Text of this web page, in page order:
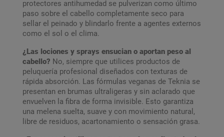
protectores antihumedad se pulverizan como último
paso sobre el cabello completamente seco para
sellar el peinado y blindarlo frente a agentes externos
como el sol o el clima.
¿Las lociones y sprays ensucian o aportan peso al
cabello? No, siempre que utilices productos de
peluquería profesional diseñados con texturas de
rápida absorción. Las fórmulas veganas de Teknia se
presentan en brumas ultraligeras y sin aclarado que
envuelven la fibra de forma invisible. Esto garantiza
una melena suelta, suave y con movimiento natural,
libre de residuos, acartonamiento o sensación grasa.